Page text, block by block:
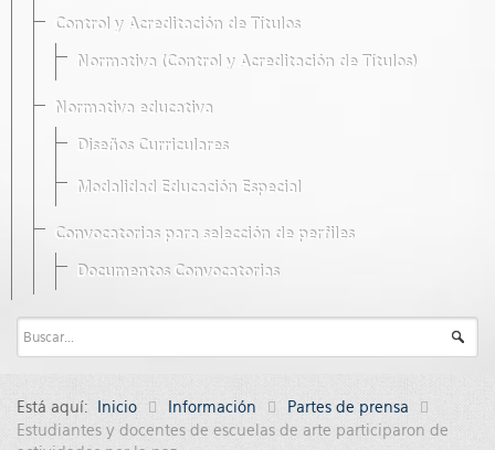
Control y Acreditación de Títulos
Normativa (Control y Acreditación de Títulos)
Normativa educativa
Diseños Curriculares
Modalidad Educación Especial
Convocatorias para selección de perfiles
Documentos Convocatorias
Está aquí: Inicio Información
Partes de prensa
Estudiantes y docentes de escuelas de arte participaron de